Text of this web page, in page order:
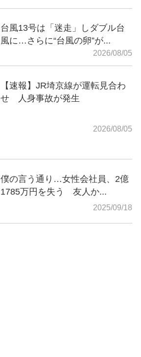
台風13号は「迷走」しダブル台
風に…さらに“台風の卵”が...
2026/08/05
【速報】JR埼京線が運転見合わ
せ 人身事故が発生
2026/08/05
僕の言う通り…女性会社員、2億
1785万円を失う 友人か...
2025/09/18